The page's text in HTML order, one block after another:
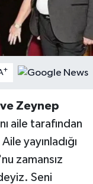
+
ve Zeynep
aile tarafından
yayınladığı
zamansız
Seni